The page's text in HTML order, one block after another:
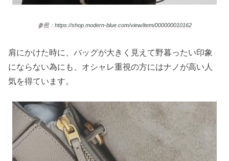
参照：https://shop.modern-blue.com/view/item/000000010162
肩にかけた時に、バッグが大きく見えて野暮ったい印象
にならない為にも、オシャレ重視の方にはナノが高い人
気を得ています。